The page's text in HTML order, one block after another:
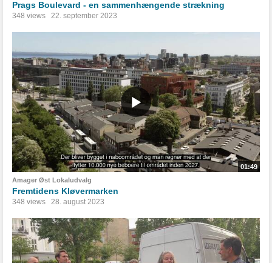
Prags Boulevard - en sammenhængende strækning
348 views 22. september 2023
01:49
Amager Øst Lokaludvalg
Fremtidens Kløvermarken
348 views 28. august 2023